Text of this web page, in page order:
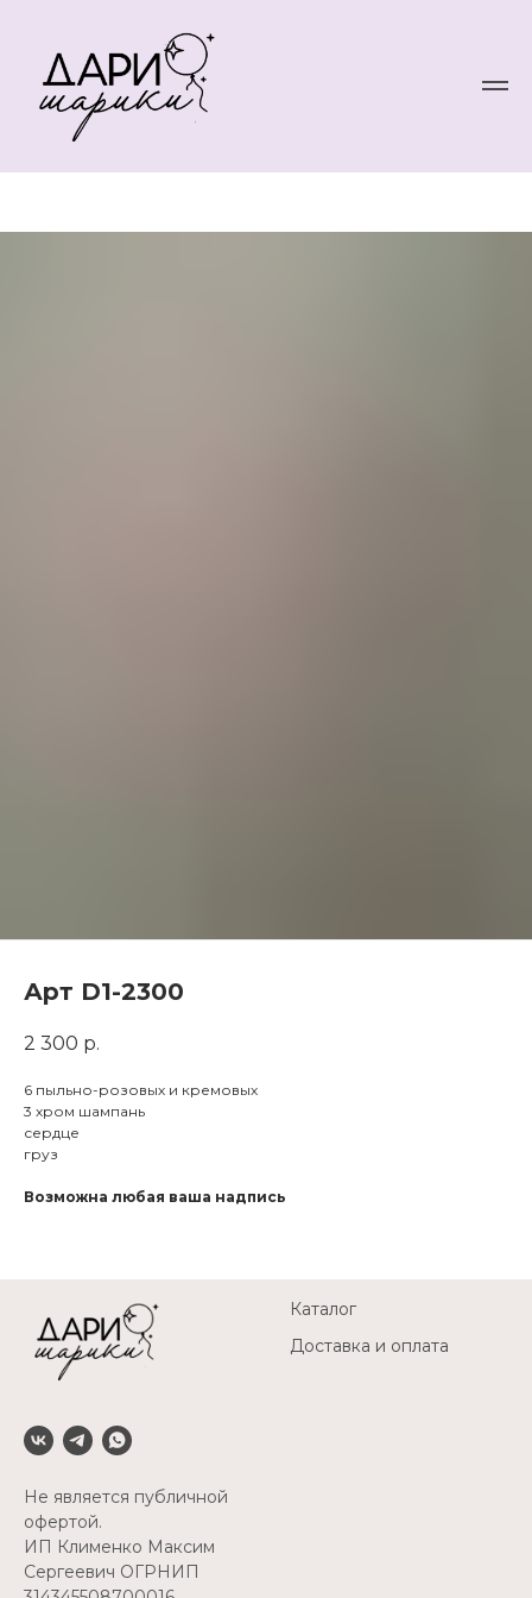
Арт D1-2300
2 300 р.
6 пыльно-розовых и кремовых
3 хром шампань
сердце
груз
Возможна любая ваша надпись
Не является публичной
офертой.
ИП Клименко Максим
Сергеевич ОГРНИП
Каталог
Доставка и оплата